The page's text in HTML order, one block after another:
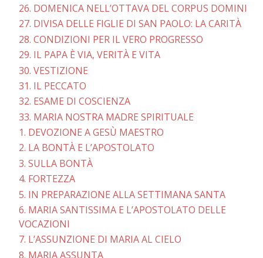
26. DOMENICA NELL’OTTAVA DEL CORPUS DOMINI
27. DIVISA DELLE FIGLIE DI SAN PAOLO: LA CARITÀ
28. CONDIZIONI PER IL VERO PROGRESSO
29. IL PAPA È VIA, VERITÀ E VITA
30. VESTIZIONE
31. IL PECCATO
32. ESAME DI COSCIENZA
33. MARIA NOSTRA MADRE SPIRITUALE
1. DEVOZIONE A GESÙ MAESTRO
2. LA BONTÀ E L’APOSTOLATO
3. SULLA BONTÀ
4. FORTEZZA
5. IN PREPARAZIONE ALLA SETTIMANA SANTA
6. MARIA SANTISSIMA E L’APOSTOLATO DELLE
VOCAZIONI
7. L’ASSUNZIONE DI MARIA AL CIELO
8. MARIA ASSUNTA